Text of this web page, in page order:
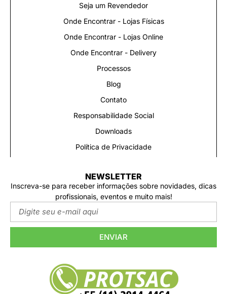
Seja um Revendedor
Onde Encontrar - Lojas Físicas
Onde Encontrar - Lojas Online
Onde Encontrar - Delivery
Processos
Blog
Contato
Responsabilidade Social
Downloads
Política de Privacidade
NEWSLETTER
Inscreva-se para receber informações sobre novidades, dicas
profissionais, eventos e muito mais!
ENVIAR